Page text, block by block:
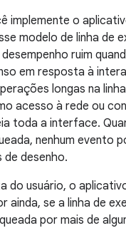
implemente o
modelo de linha de
ruim
em resposta à
longas na
acesso à rede ou
toda a interface.
nenhum evento
de desenho.
do usuário, o
ainda, se a linha de
por mais de